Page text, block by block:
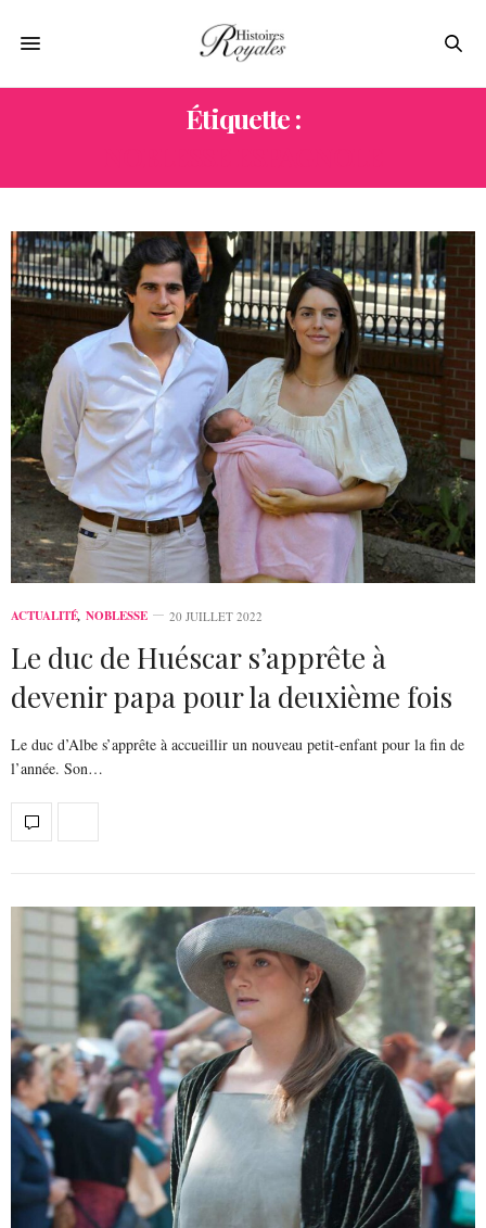
Étiquette :
ACTUALITÉ, NOBLESSE 20 JUILLET 2022
Le duc de Huéscar s’apprête à
devenir papa pour la deuxième fois
Le duc d’Albe s’apprête à accueillir un nouveau petit-enfant pour la fin de
l’année. Son…